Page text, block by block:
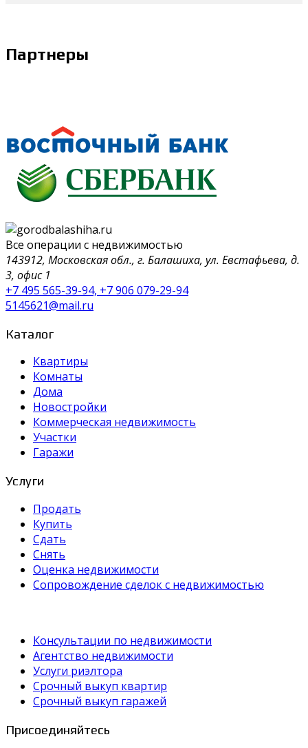
Партнеры
Все операции с недвижимостью
143912, Московская обл., г. Балашиха, ул. Евстафьева, д.
3, офис 1
+7 495 565-39-94, +7 906 079-29-94
5145621@mail.ru
Каталог
Квартиры
Комнаты
Дома
Новостройки
Коммерческая недвижимость
Участки
Гаражи
Услуги
Продать
Купить
Сдать
Снять
Оценка недвижимости
Сопровождение сделок с недвижимостью
Консультации по недвижимости
Агентство недвижимости
Услуги риэлтора
Срочный выкуп квартир
Срочный выкуп гаражей
Присоединяйтесь